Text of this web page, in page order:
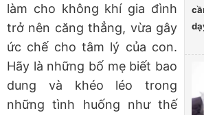
làm cho không khí gia đình
trở nên căng thẳng, vừa gây
ức chế cho tâm lý của con.
Hãy là những bố mẹ biết bao
dung và khéo léo trong
những tình huống như thế